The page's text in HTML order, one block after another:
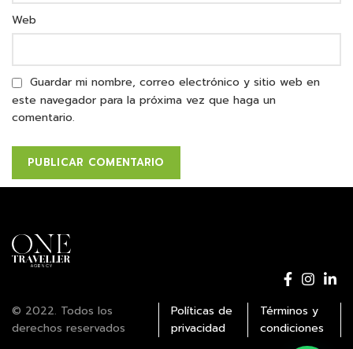
Web
Guardar mi nombre, correo electrónico y sitio web en
este navegador para la próxima vez que haga un
comentario.
© 2022. Todos los
derechos reservados
Políticas de
privacidad
Términos y
condiciones